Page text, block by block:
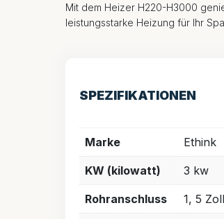
Mit dem Heizer H220-H3000
leistungsstarke Heizung für Ihr
SPEZIFIKATIONEN
Marke Ethink
KW (kilowatt) 3 kw
Rohranschluss 1, 5 Zoll